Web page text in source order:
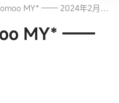
邀好友體驗Moomoo MY* —— 2024年2月至5月
MY* ——